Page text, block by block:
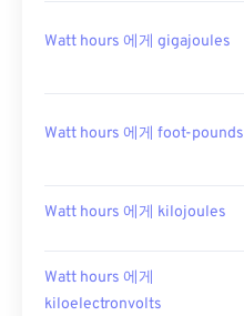
Watt hours 에게 gigajoules
Watt hours 에게 foot-pounds
Watt hours 에게 kilojoules
Watt hours 에게
kiloelectronvolts